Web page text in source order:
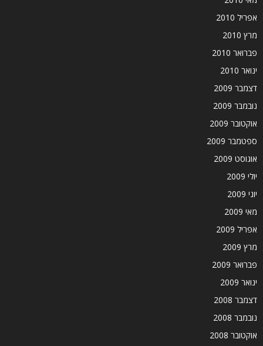
אפריל 2010
מרץ 2010
פברואר 2010
ינואר 2010
דצמבר 2009
נובמבר 2009
אוקטובר 2009
ספטמבר 2009
אוגוסט 2009
יולי 2009
יוני 2009
מאי 2009
אפריל 2009
מרץ 2009
פברואר 2009
ינואר 2009
דצמבר 2008
נובמבר 2008
אוקטובר 2008